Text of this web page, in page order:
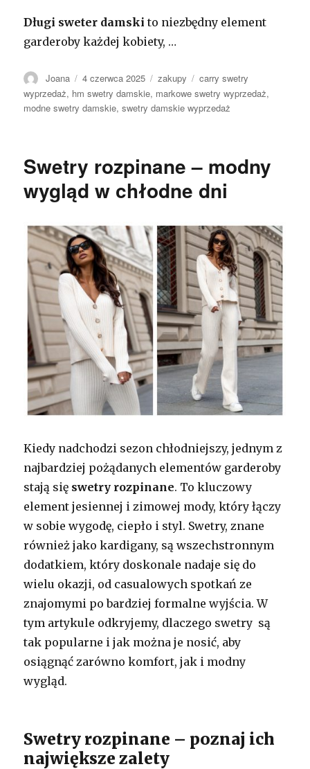
Długi sweter damski to niezbędny element
garderoby każdej kobiety, …
Autor
Joana Opublikowano
4 czerwca 2025 Kategorie
zakupy Tagi
carry swetry
wyprzedaż, hm swetry damskie, markowe swetry wyprzedaż,
modne swetry damskie,swetry damskie wyprzedaż
Swetry rozpinane – modny
wygląd w chłodne dni
Kiedy nadchodzi sezon chłodniejszy, jednym z
najbardziej pożądanych elementów garderoby
stają się swetry rozpinane. To kluczowy
element jesiennej i zimowej mody, który łączy
w sobie wygodę, ciepło i styl. Swetry, znane
również jako kardigany, są wszechstronnym
dodatkiem, który doskonale nadaje się do
wielu okazji, od casualowych spotkań ze
znajomymi po bardziej formalne wyjścia. W
tym artykule odkryjemy, dlaczego swetry są
tak popularne i jak można je nosić, aby
osiągnąć zarówno komfort, jak i modny
wygląd.
Swetry rozpinane – poznaj ich
największe zalety